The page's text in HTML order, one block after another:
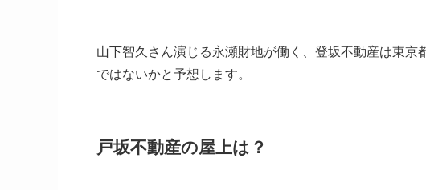
山下智久さん演じる永瀬財地が働く、登坂不動産は東
ではないかと予想します。
戸坂不動産の屋上は？